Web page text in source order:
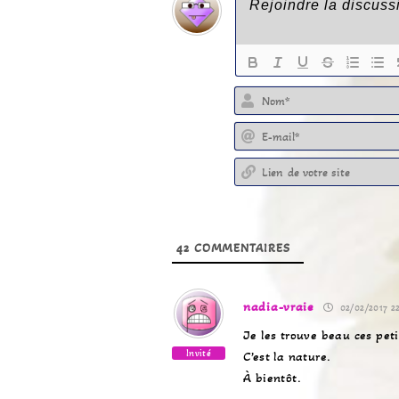
42 COMMENTAIRES
Invité
nadia-vraie 02/02/2017
Je les trouve beau ces
C’est la nature.
À bientôt.